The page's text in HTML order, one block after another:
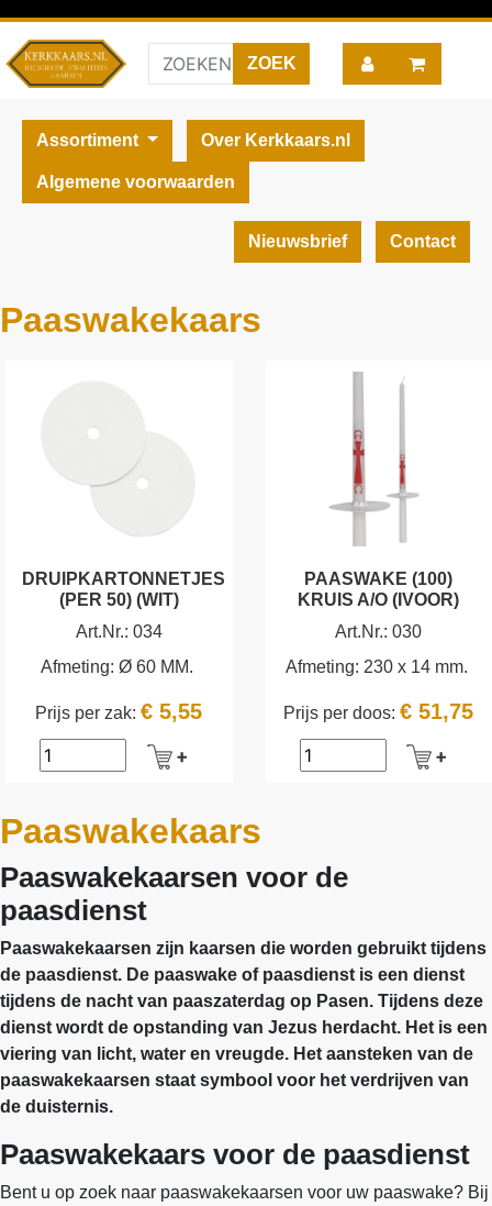
Assortiment Over Kerkkaars.nl
Algemene voorwaarden
Nieuwsbrief Contact
Paaswakekaars
DRUIPKARTONNETJES
(PER 50) (WIT)
Art.Nr.: 034
Afmeting: Ø 60 MM.
Prijs per zak:€ 5,55
PAASWAKE (100)
KRUIS A/O (IVOOR)
Art.Nr.: 030
Afmeting: 230 x 14 mm.
Prijs per doos:€ 51,75
Paaswakekaars
Paaswakekaarsen voor de
paasdienst
Paaswakekaarsen zijn kaarsen die worden gebruikt tijdens
de paasdienst. De paaswake of paasdienst is een dienst
tijdens de nacht van paaszaterdag op Pasen. Tijdens deze
dienst wordt de opstanding van Jezus herdacht. Het is een
viering van licht, water en vreugde. Het aansteken van de
paaswakekaarsen staat symbool voor het verdrijven van
de duisternis.
Paaswakekaars voor de paasdienst
Bent u op zoek naar paaswakekaarsen voor uw paaswake? Bij